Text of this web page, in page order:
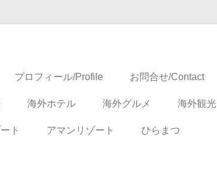
プロフィール/Profile お問合せ/Contact
海外ホテル 海外グルメ 海外観光
ト アマンリゾート ひらまつ